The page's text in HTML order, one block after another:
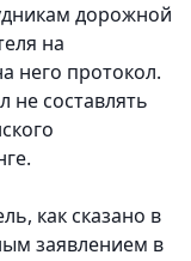
дорожной
на
него протокол.
составлять
как сказано в
заявлением в